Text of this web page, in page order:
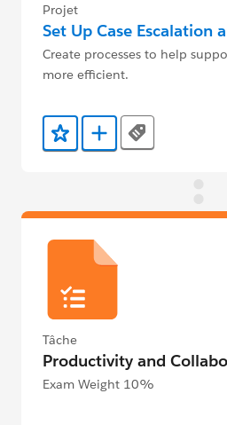
Projet
Set Up Case Escalation
Create processes to help
more efficient.
Ajouter aux favoris
Ajouter au Trailmix
Tags
Tâche
Productivity and
Exam Weight 10%